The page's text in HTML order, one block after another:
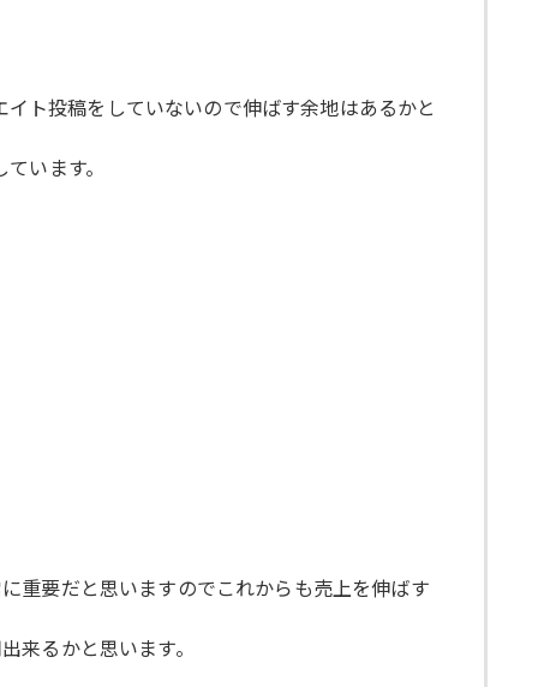
ト投稿をしていないので伸ばす余地はあるかと
います。
重要だと思いますのでこれからも売上を伸ばす
来るかと思います。